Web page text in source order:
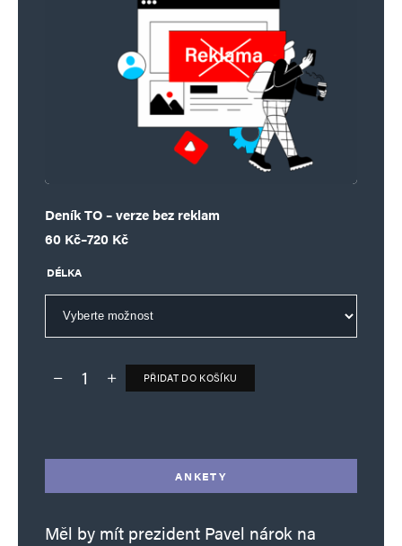
Deník TO – verze bez reklam
60 Kč–720 Kč
Rozpětí cen: 60 Kč až 720 Kč
DÉLKA
Deník TO – verze bez reklam množství
PŘIDAT DO KOŠÍKU
ANKETY
Měl by mít prezident Pavel nárok na